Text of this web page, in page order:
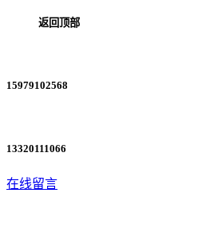
返回顶部
15979102568
13320111066
在线留言